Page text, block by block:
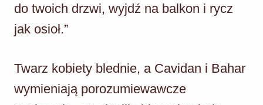
do twoich drzwi, wyjdź na balkon i rycz
jak osioł.”
Twarz kobiety blednie, a Cavidan i Bahar
wymieniają porozumiewawcze